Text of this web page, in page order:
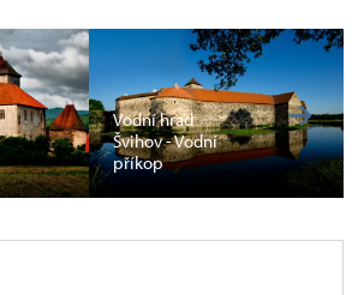
Vodní hrad
Švihov - Vodní
příkop